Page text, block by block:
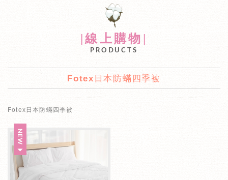
|線上購物|
PRODUCTS
Fotex日本防蟎四季被
Fotex日本防蟎四季被